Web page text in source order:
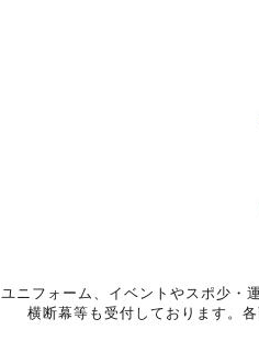
ユニフォーム、イベントやスポ少・
横断幕等も受付しております。